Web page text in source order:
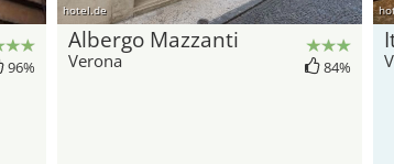
96%
hotel.de
Albergo Mazzanti
Verona 84%